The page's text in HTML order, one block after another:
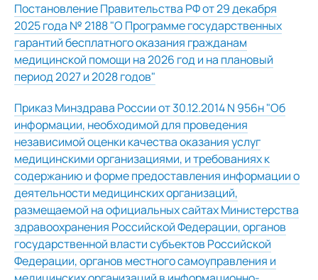
Постановление Правительства РФ от 29 декабря
2025 года № 2188 "О Программе государственных
гарантий бесплатного оказания гражданам
медицинской помощи на 2026 год и на плановый
период 2027 и 2028 годов"
Приказ Минздрава России от 30.12.2014 N 956н "Об
информации, необходимой для проведения
независимой оценки качества оказания услуг
медицинскими организациями, и требованиях к
содержанию и форме предоставления информации о
деятельности медицинских организаций,
размещаемой на официальных сайтах Министерства
здравоохранения Российской Федерации, органов
государственной власти субъектов Российской
Федерации, органов местного самоуправления и